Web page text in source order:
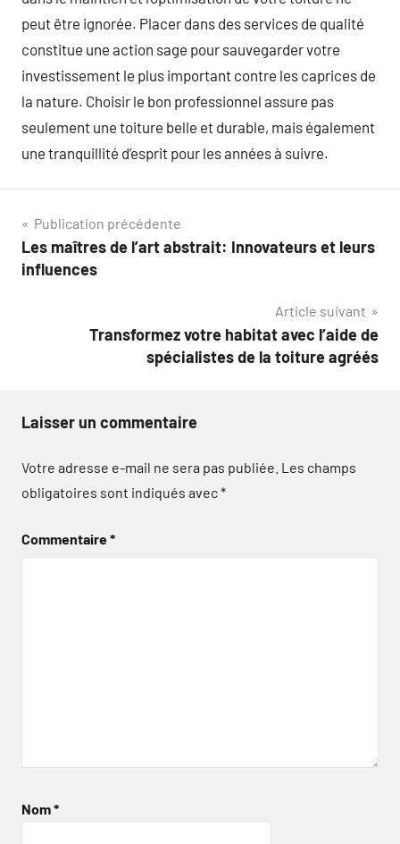
peut être ignorée. Placer dans des services de qualité
constitue une action sage pour sauvegarder votre
investissement le plus important contre les caprices de
la nature. Choisir le bon professionnel assure pas
seulement une toiture belle et durable, mais également
une tranquillité d’esprit pour les années à suivre.
Navigation
de
Publication précédente
Les maîtres de l’art abstrait: Innovateurs et leurs
influences
Article suivant
Transformez votre habitat avec l’aide de
spécialistes de la toiture agréés
Laisser un commentaire
Votre adresse e-mail ne sera pas publiée. Les champs
obligatoires sont indiqués avec*
Commentaire*
Nom*